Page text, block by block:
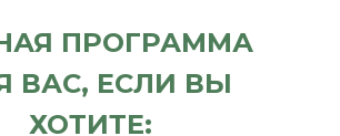
ПРОГРАММА
ВАС, ЕСЛИ ВЫ
ХОТИТЕ: